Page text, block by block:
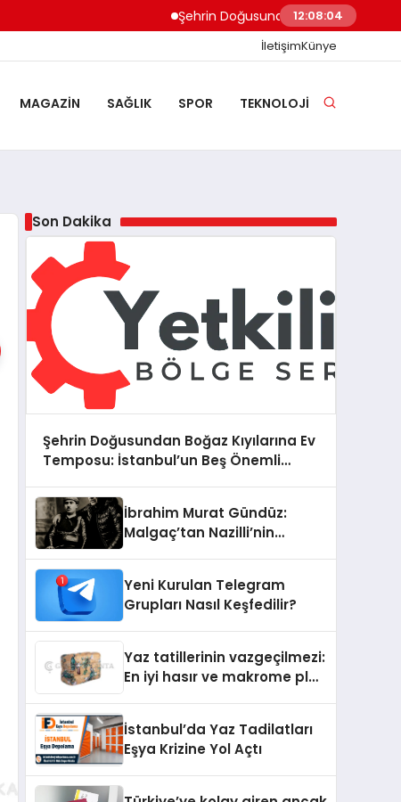
Şehrin Doğusundan Boğaz Kıyılarına Ev
12:08:05
İletişimKünye
MAGAZIN SAĞLIK SPOR TEKNOLOJI
Son Dakika
Şehrin Doğusundan Boğaz Kıyılarına Ev
Temposu: İstanbul’un Beş Önemli
İbrahim Murat Gündüz:
Malgaç’tan Nazilli’nin
Yeni Kurulan Telegram
Grupları Nasıl Keşfedilir?
Yaz tatillerinin vazgeçilmezi:
En iyi hasır ve makrome plaj
İstanbul’da Yaz Tadilatları
Eşya Krizine Yol Açtı